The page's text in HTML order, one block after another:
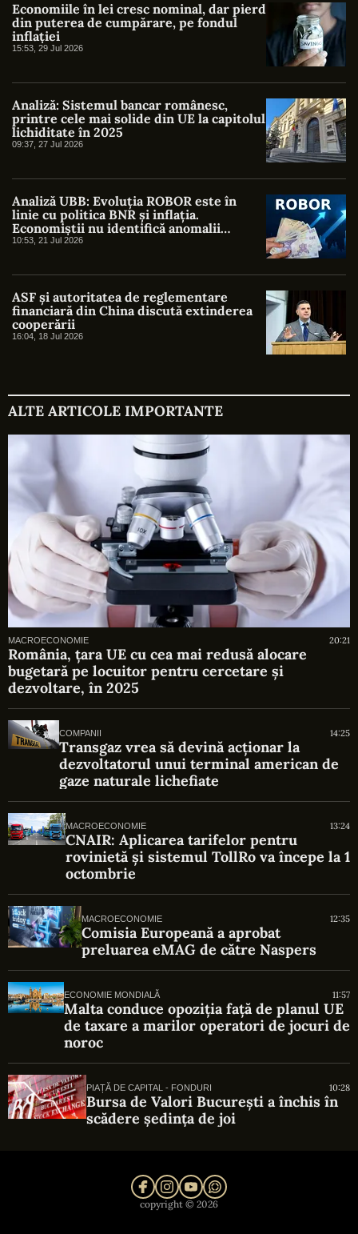
Economiile în lei cresc nominal, dar pierd
din puterea de cumpărare, pe fondul
inflației
15:53, 29 Jul 2026
Analiză: Sistemul bancar românesc,
printre cele mai solide din UE la capitolul
lichiditate în 2025
09:37, 27 Jul 2026
Analiză UBB: Evoluția ROBOR este în
linie cu politica BNR și inflația.
Economiștii nu identifică anomalii
semnificative
10:53, 21 Jul 2026
ASF și autoritatea de reglementare
financiară din China discută extinderea
cooperării
16:04, 18 Jul 2026
ALTE ARTICOLE IMPORTANTE
MACROECONOMIE 20:21
România, țara UE cu cea mai redusă alocare
bugetară pe locuitor pentru cercetare și
dezvoltare, în 2025
COMPANII 14:25
Transgaz vrea să devină acționar la
dezvoltatorul unui terminal american de
gaze naturale lichefiate
MACROECONOMIE 13:24
CNAIR: Aplicarea tarifelor pentru
rovinietă și sistemul TollRo va începe la 1
octombrie
MACROECONOMIE 12:35
Comisia Europeană a aprobat
preluarea eMAG de către Naspers
ECONOMIE MONDIALĂ 11:57
Malta conduce opoziția față de planul UE
de taxare a marilor operatori de jocuri de
noroc
PIAȚĂ DE CAPITAL - FONDURI 10:28
Bursa de Valori București a închis în
scădere ședința de joi
copyright © 2026